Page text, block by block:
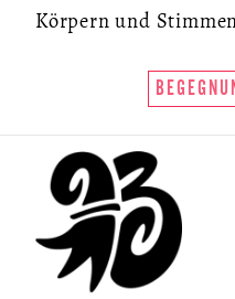
Körpern und